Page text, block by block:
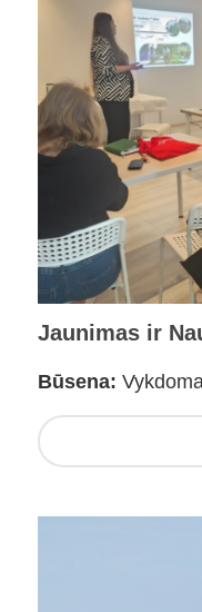
Jaunimas ir
Būsena: